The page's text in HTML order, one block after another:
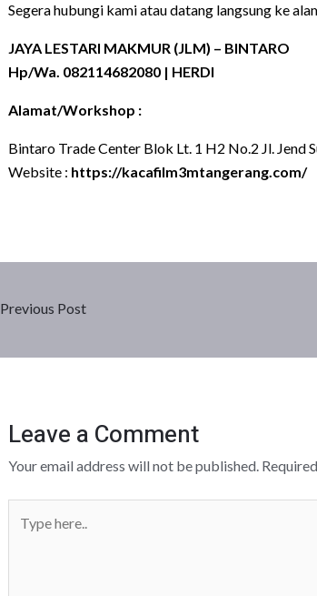
Segera hubungi kami atau datang langsung ke
JAYA LESTARI MAKMUR (JLM) – BINTARO
Hp/Wa. 082114682080 | HERDI
Alamat/Workshop :
Bintaro Trade Center Blok Lt. 1 H2 No.2 Jl. Jend
Website : https://kacafilm3mtangerang.com/
Previous Post
Leave a Comment
Your email address will not be published.
here..